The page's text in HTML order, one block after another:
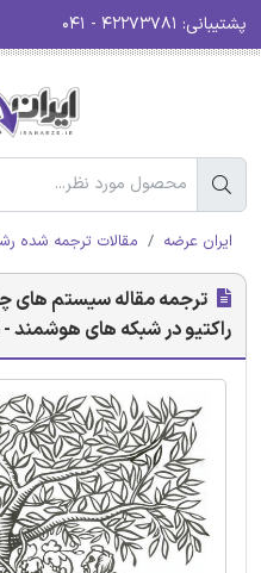
پشتیبانی:
ایران عرضه مقالات ترجمه شده
ترجمه مقاله سیستم های
راکتیو در شبکه های هوشمند -